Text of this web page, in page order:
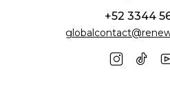
+52 3344